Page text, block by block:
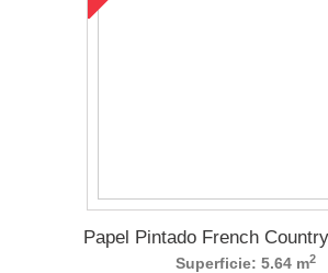
Papel Pintado French
Superficie: 5.64 m2